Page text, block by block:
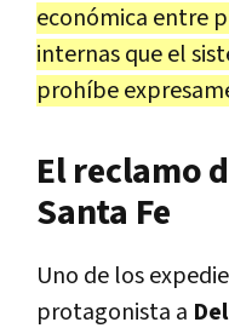
económica entre
internas que el
prohíbe
El reclamo
Santa Fe
Uno de los
protagonista a